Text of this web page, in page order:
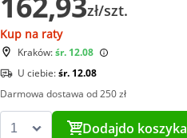
zł/szt.
Kup na raty
Kraków:śr. 12.08
U ciebie:śr. 12.08
Darmowa dostawa od 250 zł
Dodajdo koszyka